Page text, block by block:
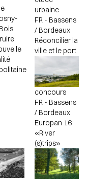
urbaine
FR - Bassens
/ Bordeaux
Réconcilier la
ville et le port
concours
FR - Bassens
/ Bordeaux
Europan 16
«River
(s)trips»